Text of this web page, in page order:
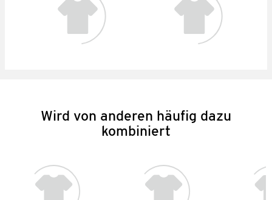
Wird von anderen häufig dazu
kombiniert